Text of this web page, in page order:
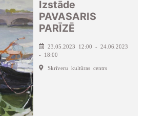
Izstāde
PAVASARIS
PARĪZĒ
23.05.2023 12:00 - 24.06.2023
- 18:00
Skrīveru kultūras centrs